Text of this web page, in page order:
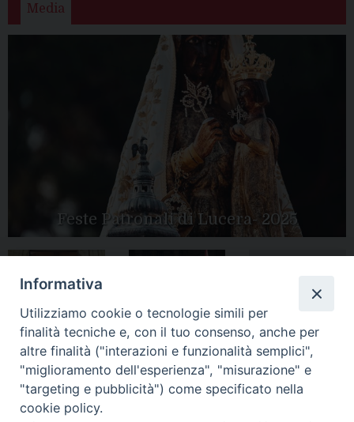
Media
Feste Patronali di Lucera- 2025
Apertura Anno
Mariae in Diocesi
Tutte le gallery
CONTATTI:
Informativa
Utilizziamo cookie o tecnologie simili per
finalità tecniche e, con il tuo consenso, anche per
altre finalità ("interazioni e funzionalità semplici",
"miglioramento dell'esperienza", "misurazione" e
"targeting e pubblicità") come specificato nella
cookie policy.